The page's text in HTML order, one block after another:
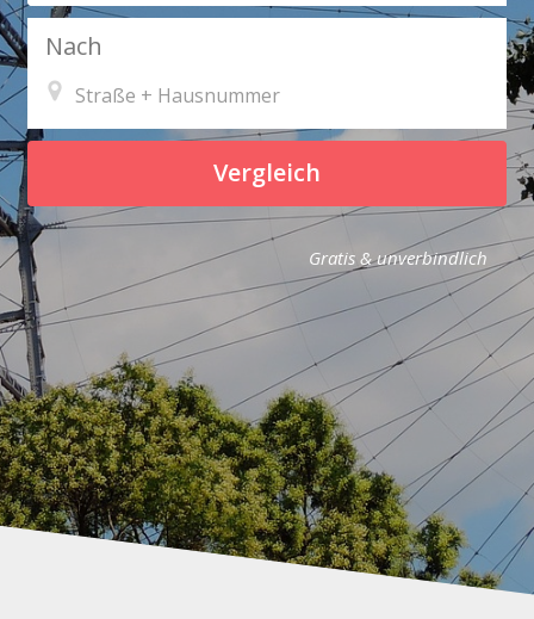
Nach
Vergleich
Gratis & unverbindlich